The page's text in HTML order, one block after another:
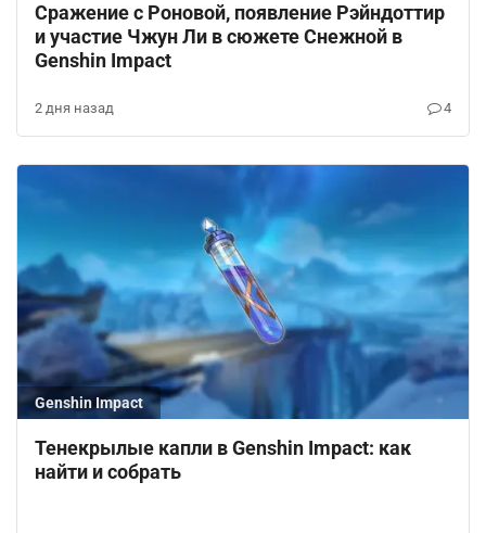
Сражение с Роновой, появление Рэйндоттир
и участие Чжун Ли в сюжете Снежной в
Genshin Impact
2 дня назад 4
Genshin Impact
Тенекрылые капли в Genshin Impact: как
найти и собрать